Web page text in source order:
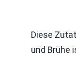
Diese
und Brühe